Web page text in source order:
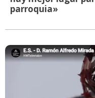
parroquia»